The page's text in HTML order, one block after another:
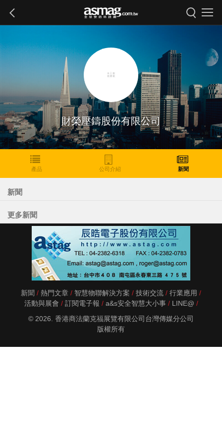
財榮壓鑄股份有限公司
產品 公司介紹 新聞
新聞
更多新聞
新聞 熱門文章 智慧物聯解決方案 技術交流
行業應用
活動與展會
訂閱電子報 a&s安全智慧大小事
LINE@
© 2026. 香港商法蘭克福展覽有限公司台灣傳媒分公司
版權所有